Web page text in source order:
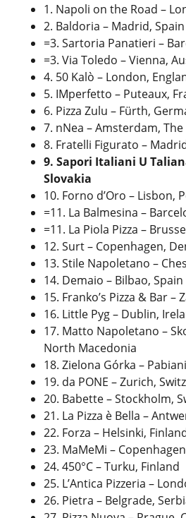
1. Napoli on the Road –
2. Baldoria – Madrid, Spain
=3. Sartoria Panatieri –
=3. Via Toledo – Vienna,
4. 50 Kalò – London,
5. IMperfetto – Puteaux,
6. Pizza Zulu – Fürth,
7. nNea – Amsterdam,
8. Fratelli Figurato –
9. Sapori Italiani U
Slovakia
10. Forno d’Oro – Lisbon,
=11. La Balmesina –
=11. La Piola Pizza –
12. Surt – Copenhagen,
13. Stile Napoletano –
14. Demaio – Bilbao, Spain
15. Franko’s Pizza & Bar –
16. Little Pyg – Dublin,
17. Matto Napoletano –
North Macedonia
18. Zielona Górka –
19. da PONE – Zurich,
20. Babette – Stockholm,
21. La Pizza è Bella –
22. Forza – Helsinki,
23. MaMeMi –
24. 450°C – Turku, Finland
25. L’Antica Pizzeria –
26. Pietra – Belgrade,